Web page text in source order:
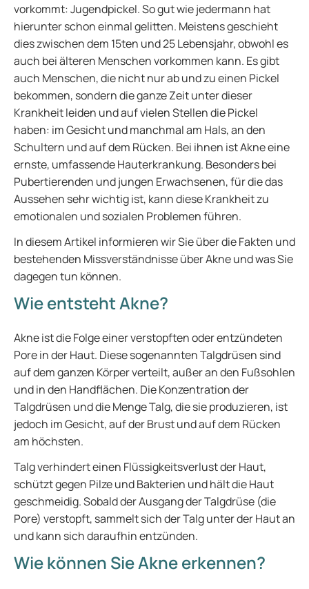
vorkommt: Jugendpickel. So gut wie jedermann hat
hierunter schon einmal gelitten. Meistens geschieht
dies zwischen dem 15ten und 25 Lebensjahr, obwohl es
auch bei älteren Menschen vorkommen kann. Es gibt
auch Menschen, die nicht nur ab und zu einen Pickel
bekommen, sondern die ganze Zeit unter dieser
Krankheit leiden und auf vielen Stellen die Pickel
haben: im Gesicht und manchmal am Hals, an den
Schultern und auf dem Rücken. Bei ihnen ist Akne eine
ernste, umfassende Hauterkrankung. Besonders bei
Pubertierenden und jungen Erwachsenen, für die das
Aussehen sehr wichtig ist, kann diese Krankheit zu
emotionalen und sozialen Problemen führen.
In diesem Artikel informieren wir Sie über die Fakten und
bestehenden Missverständnisse über Akne und was Sie
dagegen tun können.
Wie entsteht Akne?
Akne ist die Folge einer verstopften oder entzündeten
Pore in der Haut. Diese sogenannten Talgdrüsen sind
auf dem ganzen Körper verteilt, außer an den Fußsohlen
und in den Handflächen. Die Konzentration der
Talgdrüsen und die Menge Talg, die sie produzieren, ist
jedoch im Gesicht, auf der Brust und auf dem Rücken
am höchsten.
Talg verhindert einen Flüssigkeitsverlust der Haut,
schützt gegen Pilze und Bakterien und hält die Haut
geschmeidig. Sobald der Ausgang der Talgdrüse (die
Pore) verstopft, sammelt sich der Talg unter der Haut an
und kann sich daraufhin entzünden.
Wie können Sie Akne erkennen?